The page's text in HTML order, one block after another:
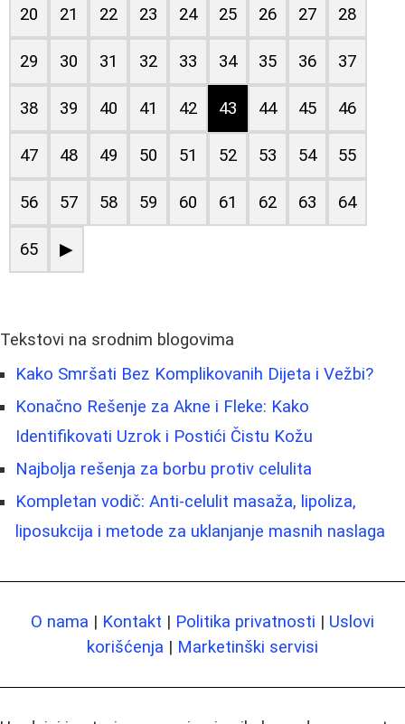
20 21 22 23 24 25 26 27 28
29 30 31 32 33 34 35 36 37
38 39 40 41 42 43 44 45 46
47 48 49 50 51 52 53 54 55
56 57 58 59 60 61 62 63 64
65 ▶
Tekstovi na srodnim blogovima
Kako Smršati Bez Komplikovanih Dijeta i Vežbi?
Konačno Rešenje za Akne i Fleke: Kako
Identifikovati Uzrok i Postići Čistu Kožu
Najbolja rešenja za borbu protiv celulita
Kompletan vodič: Anti-celulit masaža, lipoliza,
liposukcija i metode za uklanjanje masnih naslaga
O nama | Kontakt | Politika privatnosti | Uslovi
korišćenja | Marketinški servisi